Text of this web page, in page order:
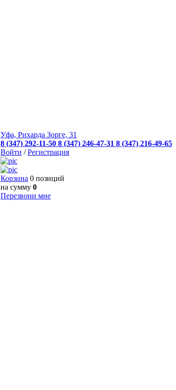
Уфа, Рихарда Зорге, 31
8 (347) 292-11-50 8 (347) 246-47-31 8 (347) 216-49-65
Войти /Регистрация
Корзина 0 позиций
на сумму 0
Перезвони мне